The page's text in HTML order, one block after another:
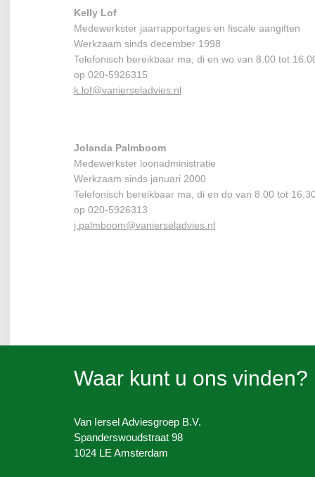
Kelly Lof
Medewerkster jaarrapportages en fiscale aangiften
Werkzaam sinds december 1998
Telefonisch bereikbaar ma, di en wo van 8.00 tot
op 020-5926315
k.lof@vanierseladvies.nl
Jolanda Palmboom
Medewerkster loonadministratie
Werkzaam sinds januari 2000
Telefonisch bereikbaar ma, di en do van 8.00 tot
op 020-5926313
j.palmboom@vanierseladvies.nl
Waar kunt u ons vinden?
Van Iersel Adviesgroep B.V.
Spanderswoudstraat 98
1024 LE Amsterdam